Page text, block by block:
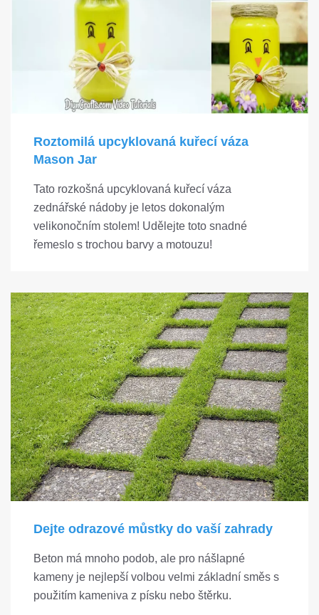
Roztomilá upcyklovaná kuřecí váza
Mason Jar
Tato rozkošná upcyklovaná kuřecí váza
zednářské nádoby je letos dokonalým
velikonočním stolem! Udělejte toto snadné
řemeslo s trochou barvy a motouzu!
Dejte odrazové můstky do vaší zahrady
Beton má mnoho podob, ale pro nášlapné
kameny je nejlepší volbou velmi základní směs s
použitím kameniva z písku nebo štěrku.